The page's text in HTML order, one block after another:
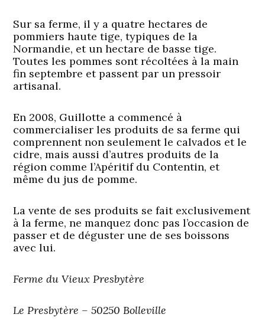
Sur sa ferme, il y a quatre hectares de
pommiers haute tige, typiques de la
Normandie, et un hectare de basse tige.
Toutes les pommes sont récoltées à la main
fin septembre et passent par un pressoir
artisanal.
En 2008, Guillotte a commencé à
commercialiser les produits de sa ferme qui
comprennent non seulement le calvados et le
cidre, mais aussi d’autres produits de la
région comme l’Apéritif du Contentin, et
même du jus de pomme.
La vente de ses produits se fait exclusivement
à la ferme, ne manquez donc pas l’occasion de
passer et de déguster une de ses boissons
avec lui.
Ferme du Vieux Presbytère
Le Presbytère – 50250 Bolleville